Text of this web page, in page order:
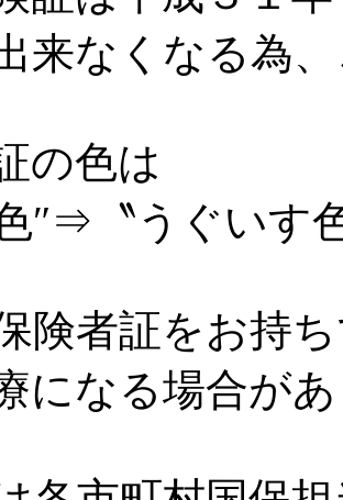
来なくなる為
の色は
″⇒〝うぐいす
険者証をお持
になる場合が